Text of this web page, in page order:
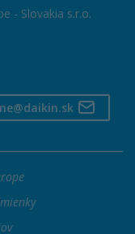
- Slovakia s.r.o.